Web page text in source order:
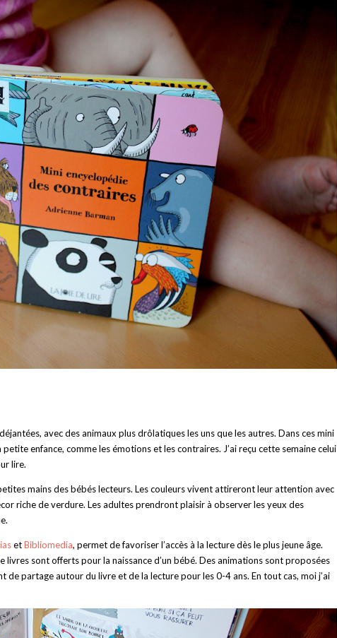
avec des animaux plus drôlatiques les uns que les autres. Dans ces mini
enfance, comme les émotions et les contraires. J’ai reçu cette semaine celui
lire.
mains des bébés lecteurs. Les couleurs vivent attireront leur attention avec
riche de verdure. Les adultes prendront plaisir à observer les yeux des
etBibliomedia, permet de favoriser l’accès à la lecture dès le plus jeune âge.
sont offerts pour la naissance d’un bébé. Des animations sont proposées
partage autour du livre et de la lecture pour les 0-4 ans. En tout cas, moi j’ai